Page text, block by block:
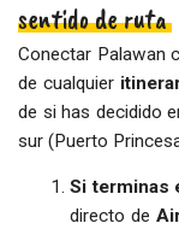
sentido de ruta
Conectar Palawan
de cualquier
de si has decidido
sur (Puerto
Si terminas
directo de